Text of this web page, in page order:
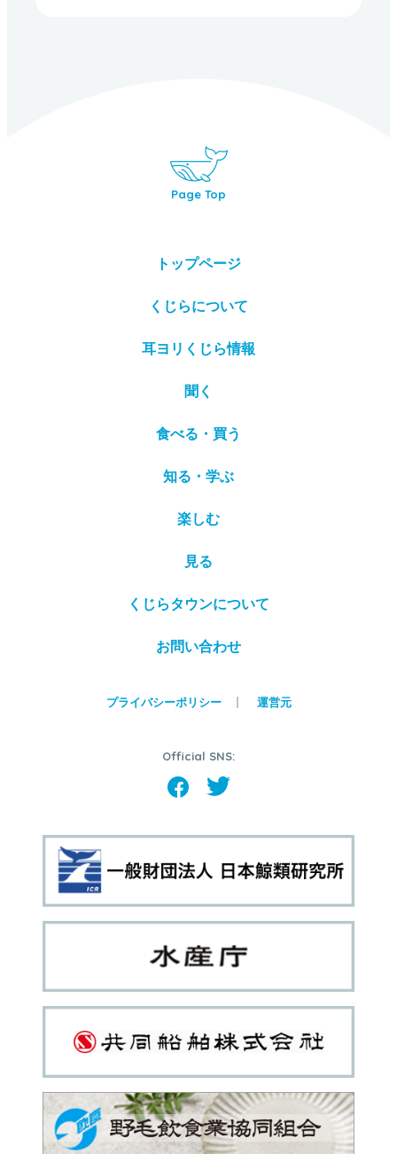
Page Top
トップページ
くじらについて
耳ヨリくじら情報
聞く
食べる・買う
知る・学ぶ
楽しむ
見る
くじらタウンについて
お問い合わせ
プライバシーポリシー 運営元
Official SNS: